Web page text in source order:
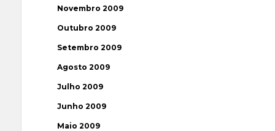
Novembro 2009
Outubro 2009
Setembro 2009
Agosto 2009
Julho 2009
Junho 2009
Maio 2009